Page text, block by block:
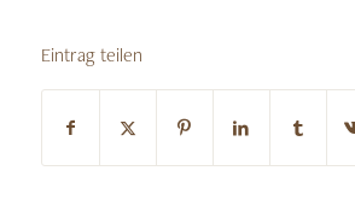
Eintrag teilen